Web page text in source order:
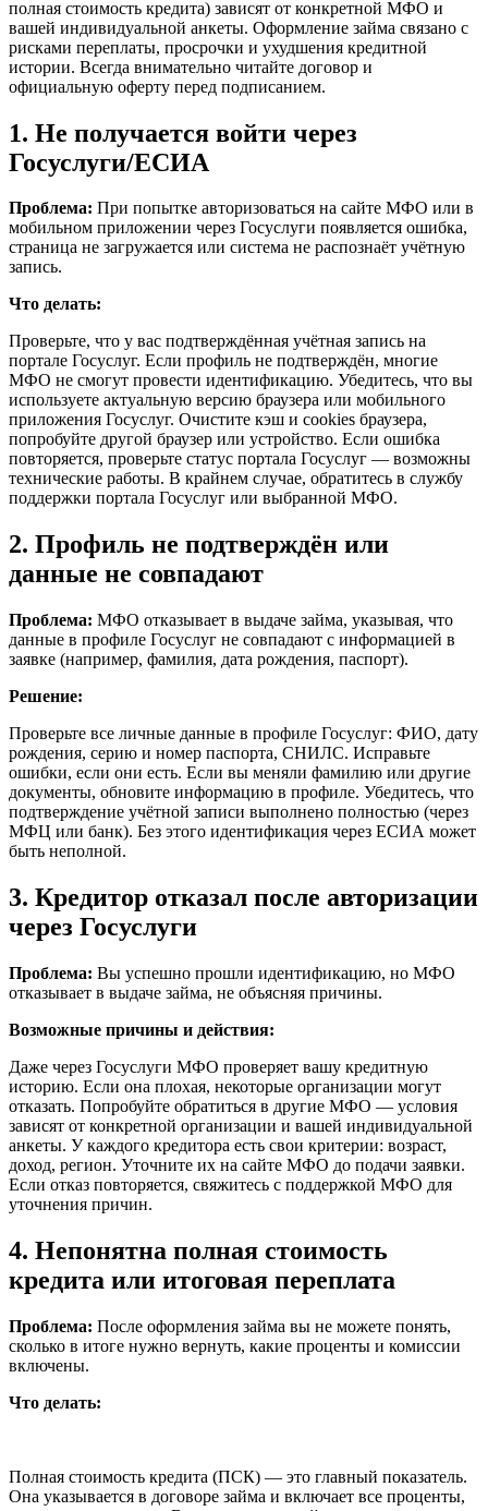
полная стоимость кредита) зависят от конкретной МФО и
вашей индивидуальной анкеты. Оформление займа связано с
рисками переплаты, просрочки и ухудшения кредитной
истории. Всегда внимательно читайте договор и
официальную оферту перед подписанием.
1. Не получается войти через
Госуслуги/ЕСИА
Проблема: При попытке авторизоваться на сайте МФО или в
мобильном приложении через Госуслуги появляется ошибка,
страница не загружается или система не распознаёт учётную
запись.
Что делать:
Проверьте, что у вас подтверждённая учётная запись на
портале Госуслуг. Если профиль не подтверждён, многие
МФО не смогут провести идентификацию. Убедитесь, что вы
используете актуальную версию браузера или мобильного
приложения Госуслуг. Очистите кэш и cookies браузера,
попробуйте другой браузер или устройство. Если ошибка
повторяется, проверьте статус портала Госуслуг — возможны
технические работы. В крайнем случае, обратитесь в службу
поддержки портала Госуслуг или выбранной МФО.
2. Профиль не подтверждён или
данные не совпадают
Проблема: МФО отказывает в выдаче займа, указывая, что
данные в профиле Госуслуг не совпадают с информацией в
заявке (например, фамилия, дата рождения, паспорт).
Решение:
Проверьте все личные данные в профиле Госуслуг: ФИО, дату
рождения, серию и номер паспорта, СНИЛС. Исправьте
ошибки, если они есть. Если вы меняли фамилию или другие
документы, обновите информацию в профиле. Убедитесь, что
подтверждение учётной записи выполнено полностью (через
МФЦ или банк). Без этого идентификация через ЕСИА может
быть неполной.
3. Кредитор отказал после авторизации
через Госуслуги
Проблема: Вы успешно прошли идентификацию, но МФО
отказывает в выдаче займа, не объясняя причины.
Возможные причины и действия:
Даже через Госуслуги МФО проверяет вашу кредитную
историю. Если она плохая, некоторые организации могут
отказать. Попробуйте обратиться в другие МФО — условия
зависят от конкретной организации и вашей индивидуальной
анкеты. У каждого кредитора есть свои критерии: возраст,
доход, регион. Уточните их на сайте МФО до подачи заявки.
Если отказ повторяется, свяжитесь с поддержкой МФО для
уточнения причин.
4. Непонятна полная стоимость
кредита или итоговая переплата
Проблема: После оформления займа вы не можете понять,
сколько в итоге нужно вернуть, какие проценты и комиссии
включены.
Что делать:
Полная стоимость кредита (ПСК) — это главный показатель.
Она указывается в договоре займа и включает все проценты,